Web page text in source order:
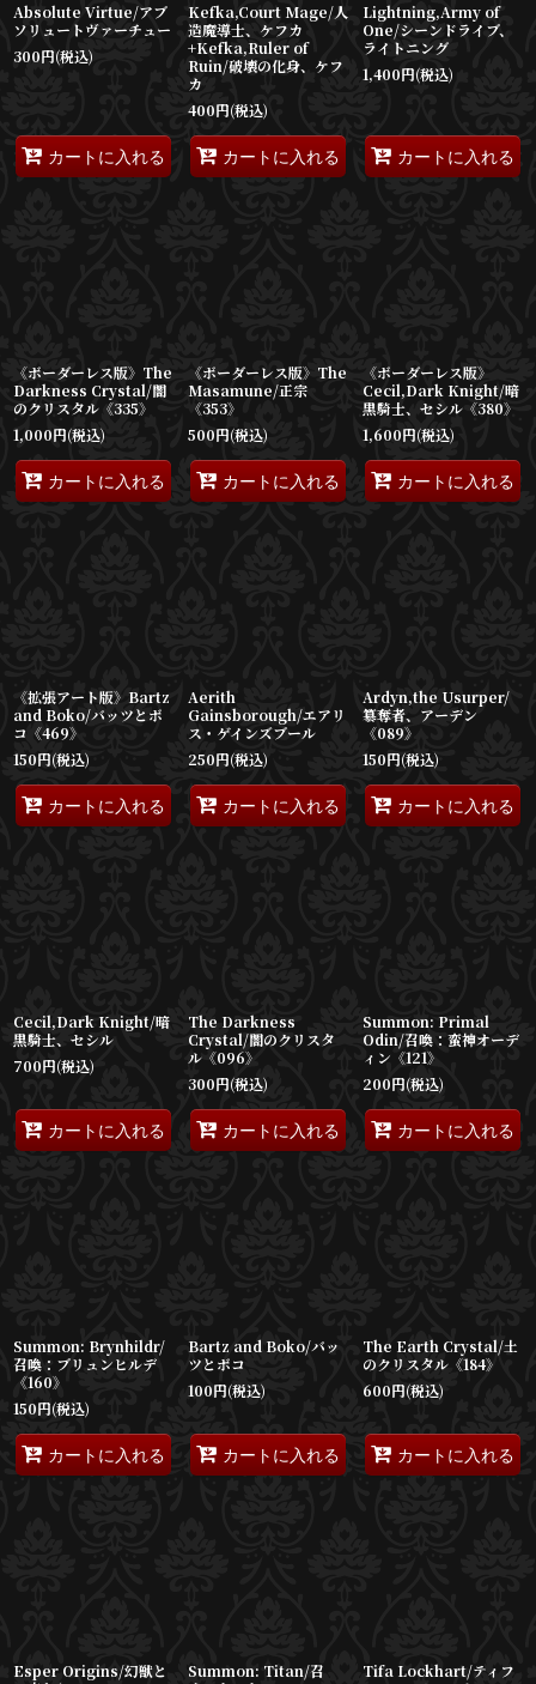
Absolute Virtue/アブ
ソリュートヴァーチュー
300円(税込)
カートに入れる
Kefka,Court Mage/人
造魔導士、ケフカ
+Kefka,Ruler of
Ruin/破壊の化身、ケフ
カ
400円(税込)
カートに入れる
Lightning,Army of
One/シーンドライブ、
ライトニング
1,400円(税込)
カートに入れる
《ボーダーレス版》The
Darkness Crystal/闇
のクリスタル《335》
1,000円(税込)
カートに入れる
《ボーダーレス版》The
Masamune/正宗
《353》
500円(税込)
カートに入れる
《ボーダーレス版》
Cecil,Dark Knight/暗
黒騎士、セシル《380》
1,600円(税込)
カートに入れる
《拡張アート版》Bartz
and Boko/バッツとボ
コ《469》
150円(税込)
カートに入れる
Aerith
Gainsborough/エアリ
ス・ゲインズブール
250円(税込)
カートに入れる
Ardyn,the Usurper/
簒奪者、アーデン
《089》
150円(税込)
カートに入れる
Cecil,Dark Knight/暗
黒騎士、セシル
700円(税込)
カートに入れる
The Darkness
Crystal/闇のクリスタ
ル《096》
300円(税込)
カートに入れる
Summon: Primal
Odin/召喚：蛮神オーデ
ィン《121》
200円(税込)
カートに入れる
Summon: Brynhildr/
召喚：ブリュンヒルデ
《160》
150円(税込)
カートに入れる
Bartz and Boko/バッ
ツとボコ
100円(税込)
カートに入れる
The Earth Crystal/土
のクリスタル《184》
600円(税込)
カートに入れる
Esper Origins/幻獣と
Summon: Titan/召
Tifa Lockhart/ティフ